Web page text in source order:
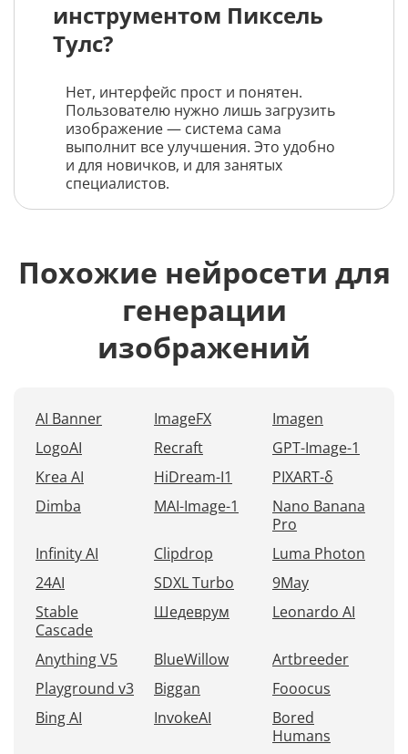
инструментом Пиксель
Тулс?
Нет, интерфейс прост и понятен.
Пользователю нужно лишь загрузить
изображение — система сама
выполнит все улучшения. Это удобно
и для новичков, и для занятых
специалистов.
Похожие нейросети для
генерации
изображений
AI Banner ImageFX
Imagen
LogoAI
Recraft
GPT-Image-1
Krea AI
HiDream-I1
PIXART-δ
Dimba
MAI-Image-1
Nano Banana
Pro
Infinity AI
Clipdrop
Luma Photon
24AI
SDXL Turbo
9May
Stable
Cascade
Шедеврум Leonardo AI
Anything V5 BlueWillow
Artbreeder
Playground v3
Biggan
Fooocus
Bing AI
InvokeAI
Bored
Humans